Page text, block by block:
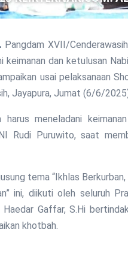
Pangdam XVII/
keimanan dan ketulusan
usai pelaksanaan
Jayapura, Jumat (6/6/
meneladani
Rudi Puruwito, saat
tema “Ikhlas
ini, diikuti oleh seluruh
Gaffar, S.Hi
khotbah.